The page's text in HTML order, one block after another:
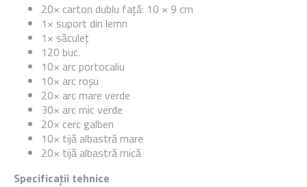
20× carton dublu față: 10 × 9 cm
1× suport din lemn
1× săculeț
120 buc.
10× arc portocaliu
10× arc roșu
20× arc mare verde
30× arc mic verde
20× cerc galben
10× tijă albastră mare
20× tijă albastră mică
Specificații tehnice